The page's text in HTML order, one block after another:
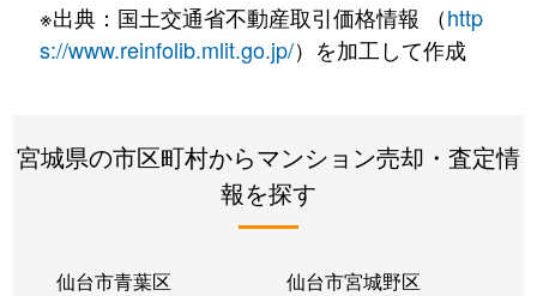
折立
770万円
陸前落合
花京院
1,800万円
仙台
2,200万円
花京院
5,200万円
仙台
※出典：国土交通省不動産取引価格情報 （http
s://www.reinfolib.mlit.go.jp/）を加工して作成
宮城県の市区町村からマンション売却・査定情
報を探す
仙台市青葉区 仙台市宮城野区